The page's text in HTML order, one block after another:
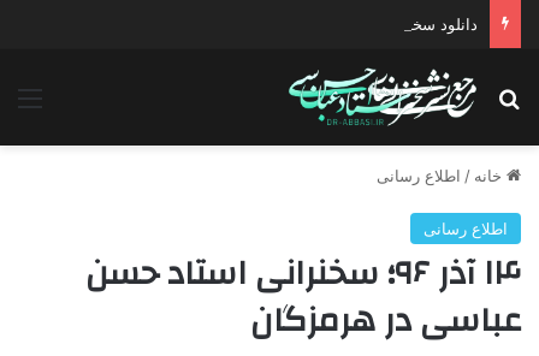
دانلود سخنرانی استاد حسن عباسی با موضوع چهار انتخاب ۱۴۰۰
جستجو برای
خانه / اطلاع رسانی
اطلاع رسانی
۱۴ آذر ۹۶؛ سخنرانی استاد حسن
عباسی در هرمزگان